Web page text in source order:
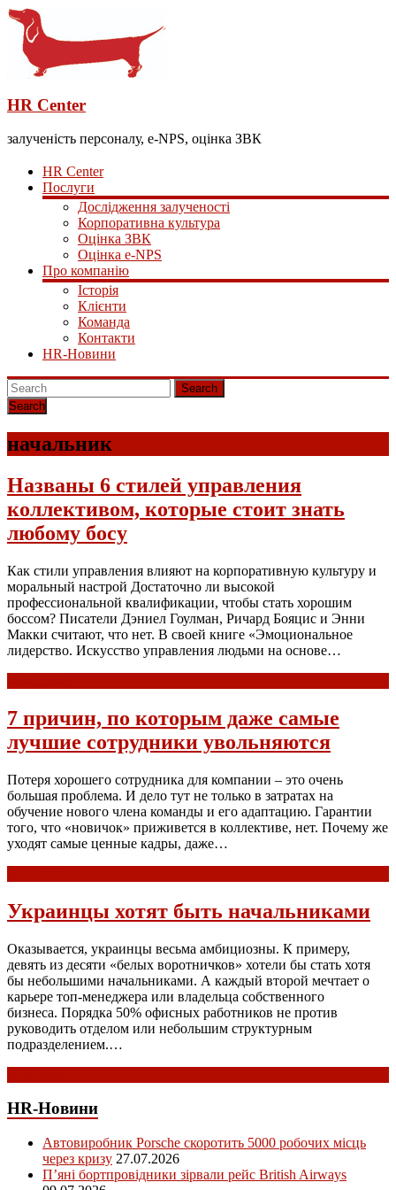
HR Center
залученість персоналу, e-NPS, оцінка ЗВК
HR Center
Послуги
Дослідження залученості
Корпоративна культура
Оцінка ЗВК
Оцінка e-NPS
Про компанію
Історія
Клієнти
Команда
Контакти
HR-Новини
Search
начальник
Названы 6 стилей управления
коллективом, которые стоит знать
любому босу
Как стили управления влияют на корпоративную культуру и
моральный настрой Достаточно ли высокой
профессиональной квалификации, чтобы стать хорошим
боссом? Писатели Дэниел Гоулман, Ричард Бояцис и Энни
Макки считают, что нет. В своей книге «Эмоциональное
лидерство. Искусство управления людьми на основе…
7 причин, по которым даже самые
лучшие сотрудники увольняются
Потеря хорошего сотрудника для компании – это очень
большая проблема. И дело тут не только в затратах на
обучение нового члена команды и его адаптацию. Гарантии
того, что «новичок» приживется в коллективе, нет. Почему же
уходят самые ценные кадры, даже…
Украинцы хотят быть начальниками
Оказывается, украинцы весьма амбициозны. К примеру,
девять из десяти «белых воротничков» хотели бы стать хотя
бы небольшими начальниками. А каждый второй мечтает о
карьере топ-менеджера или владельца собственного
бизнеса. Порядка 50% офисных работников не против
руководить отделом или небольшим структурным
подразделением.…
HR-Новини
Автовиробник Porsche скоротить 5000 робочих місць
через кризу 27.07.2026
П’яні бортпровідники зірвали рейс British Airways